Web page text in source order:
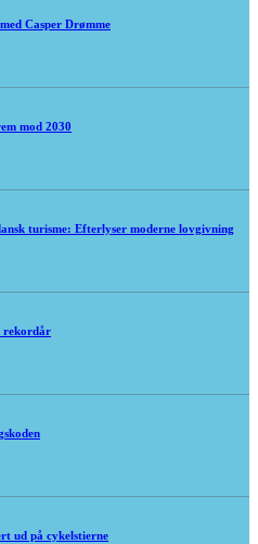
Casper Drømme
mod 2030
turisme: Efterlyser moderne lovgivning
rekordår
ud på cykelstierne